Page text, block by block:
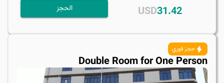
31.42
USD الحجز
حجز فوري
Double Room for One Person